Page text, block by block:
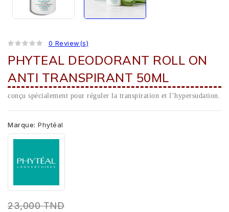
0 Review(s)
PHYTEAL DEODORANT ROLL ON
ANTI TRANSPIRANT 50ML
conçu spécialement pour réguler la transpiration et l’hypersudation.
Marque: Phytéal
23,000 TND